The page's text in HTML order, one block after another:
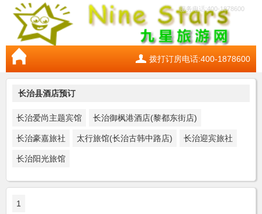
服务电话:400-1878600
拨打订房电话:400-1878600
长治县酒店预订
长治爱尚主题宾馆 长治御枫港酒店(黎都东街店)
长治豪嘉旅社 太行旅馆(长治古韩中路店) 长治迎宾旅社
长治阳光旅馆
1